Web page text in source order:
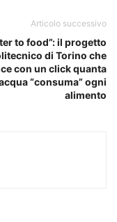
Articolo successivo
to food”: il progetto
di Torino che
con un click quanta
“consuma” ogni
alimento